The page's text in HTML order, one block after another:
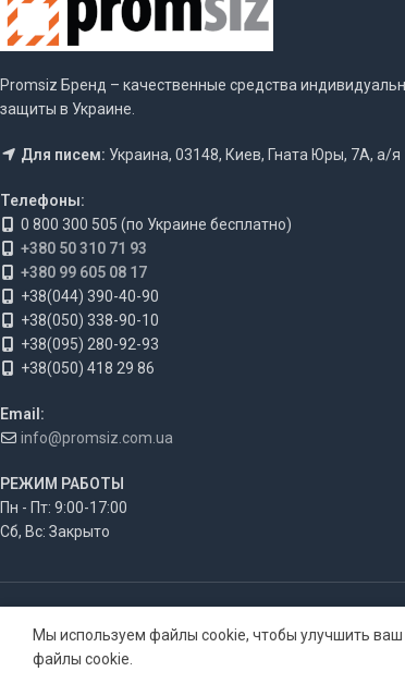
Promsiz Бренд – качественные средства
защиты в Украине.
Для писем: Украина, 03148, Киев, Гната Юры, 7А, а/я
Телефоны:
0 800 300 505 (по Украине бесплатно)
+380 50 310 71 93
+380 99 605 08 17
+38(044) 390-40-90
+38(050) 338-90-10
+38(095) 280-92-93
+38(050) 418 29 86
Email:
info@promsiz.com.ua
РЕЖИМ РАБОТЫ
Пн - Пт: 9:00-17:00
Сб, Вс: Закрыто
Мы используем файлы cookie, чтобы улучшить ваш
файлы cookie.